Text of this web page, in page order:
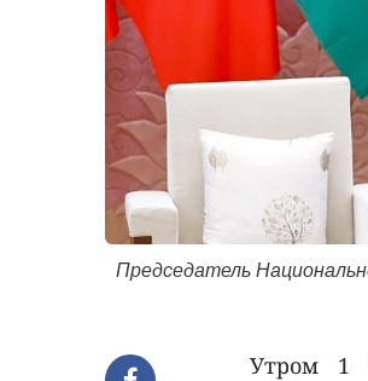
Председатель
Утром 1